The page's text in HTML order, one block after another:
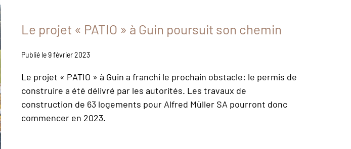
Le projet « PATIO » à Guin poursuit son chemin
Publié le 9 février 2023
Le projet « PATIO » à Guin a franchi le prochain obstacle: le permis de
construire a été délivré par les autorités. Les travaux de
construction de 63 logements pour Alfred Müller SA pourront donc
commencer en 2023.